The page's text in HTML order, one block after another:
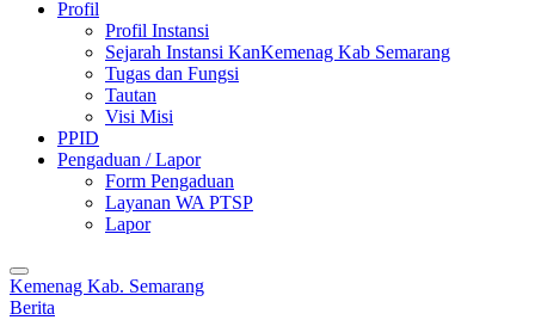
Profil
Profil Instansi
Sejarah Instansi KanKemenag Kab Semarang
Tugas dan Fungsi
Tautan
Visi Misi
PPID
Pengaduan / Lapor
Form Pengaduan
Layanan WA PTSP
Lapor
Kemenag Kab. Semarang
Berita